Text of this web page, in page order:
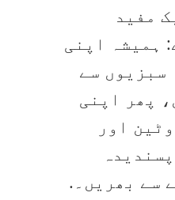
مفید
ہمیشہ اپنی
سبزیوں سے
پھر اپنی
اور
سے بھریں۔.